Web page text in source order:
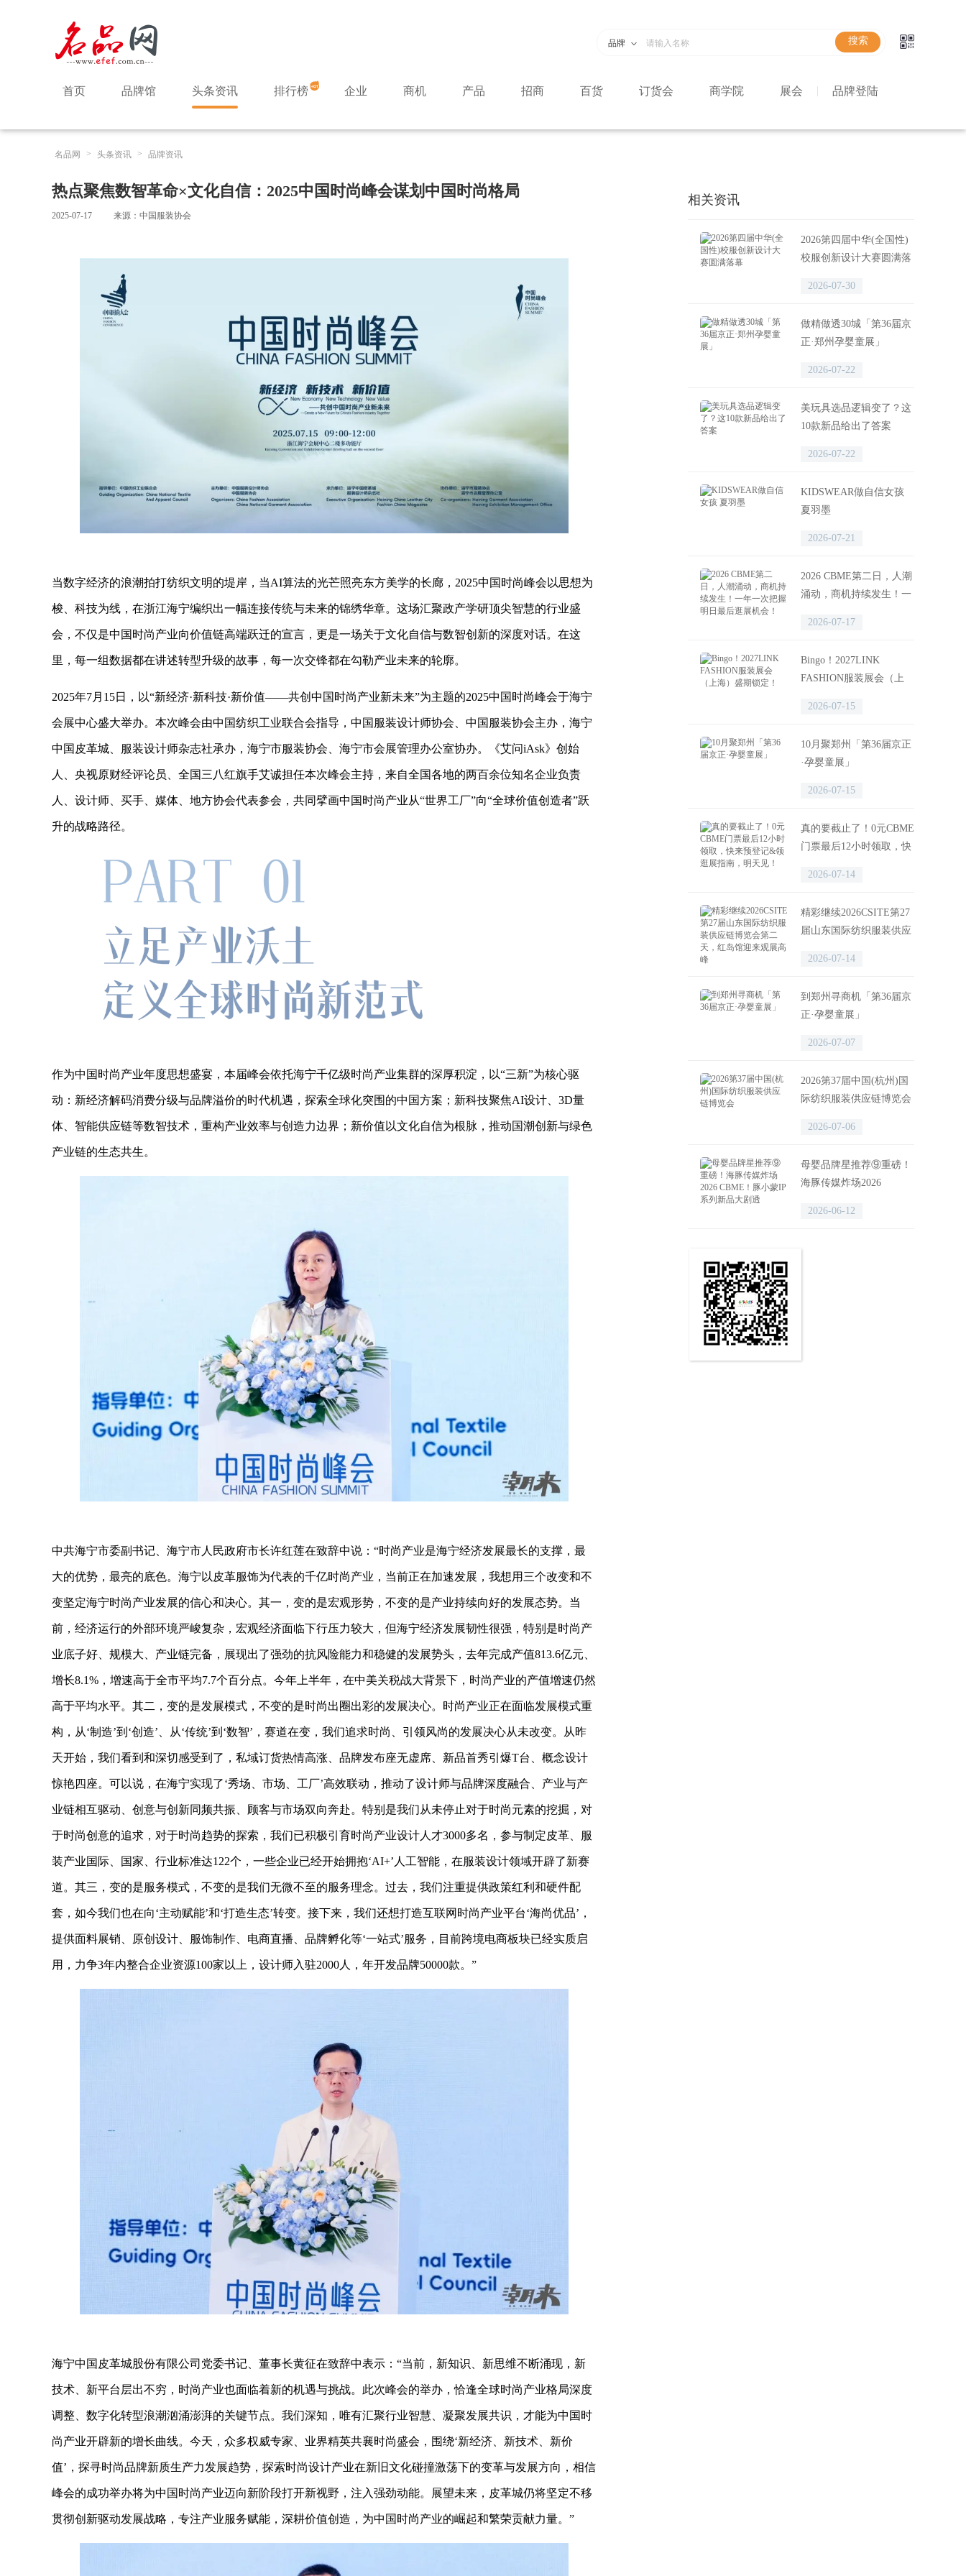
品牌
首页 品牌馆 头条资讯 排行榜 企业 商机 产品 招商 百货 订货会 商学院 展会 品牌登陆
名品网 > 头条资讯 > 品牌资讯
热点聚焦数智革命×文化自信：2025中国时尚峰会谋划中国时尚格局
2025-07-17 来源：中国服装协会
当数字经济的浪潮拍打纺织文明的堤岸，当AI算法的光芒照亮东方美学的长廊，2025中国时尚峰会以思想为
梭、科技为线，在浙江海宁编织出一幅连接传统与未来的锦绣华章。这场汇聚政产学研顶尖智慧的行业盛
会，不仅是中国时尚产业向价值链高端跃迁的宣言，更是一场关于文化自信与数智创新的深度对话。在这
里，每一组数据都在讲述转型升级的故事，每一次交锋都在勾勒产业未来的轮廓。
2025年7月15日，以“新经济·新科技·新价值——共创中国时尚产业新未来”为主题的2025中国时尚峰会于海宁
会展中心盛大举办。本次峰会由中国纺织工业联合会指导，中国服装设计师协会、中国服装协会主办，海宁
中国皮革城、服装设计师杂志社承办，海宁市服装协会、海宁市会展管理办公室协办。《艾问iAsk》创始
人、央视原财经评论员、全国三八红旗手艾诚担任本次峰会主持，来自全国各地的两百余位知名企业负责
人、设计师、买手、媒体、地方协会代表参会，共同擘画中国时尚产业从“世界工厂”向“全球价值创造者”跃
升的战略路径。
作为中国时尚产业年度思想盛宴，本届峰会依托海宁千亿级时尚产业集群的深厚积淀，以“三新”为核心驱
动：新经济解码消费分级与品牌溢价的时代机遇，探索全球化突围的中国方案；新科技聚焦AI设计、3D量
体、智能供应链等数智技术，重构产业效率与创造力边界；新价值以文化自信为根脉，推动国潮创新与绿色
产业链的生态共生。
中共海宁市委副书记、海宁市人民政府市长许红莲在致辞中说：“时尚产业是海宁经济发展最长的支撑，最
大的优势，最亮的底色。海宁以皮革服饰为代表的千亿时尚产业，当前正在加速发展，我想用三个改变和不
变坚定海宁时尚产业发展的信心和决心。其一，变的是宏观形势，不变的是产业持续向好的发展态势。当
前，经济运行的外部环境严峻复杂，宏观经济面临下行压力较大，但海宁经济发展韧性很强，特别是时尚产
业底子好、规模大、产业链完备，展现出了强劲的抗风险能力和稳健的发展势头，去年完成产值813.6亿元、
增长8.1%，增速高于全市平均7.7个百分点。今年上半年，在中美关税战大背景下，时尚产业的产值增速仍然
高于平均水平。其二，变的是发展模式，不变的是时尚出圈出彩的发展决心。时尚产业正在面临发展模式重
构，从‘制造’到‘创造’、从‘传统’到‘数智’，赛道在变，我们追求时尚、引领风尚的发展决心从未改变。从昨
天开始，我们看到和深切感受到了，私域订货热情高涨、品牌发布座无虚席、新品首秀引爆T台、概念设计
惊艳四座。可以说，在海宁实现了‘秀场、市场、工厂’高效联动，推动了设计师与品牌深度融合、产业与产
业链相互驱动、创意与创新同频共振、顾客与市场双向奔赴。特别是我们从未停止对于时尚元素的挖掘，对
于时尚创意的追求，对于时尚趋势的探索，我们已积极引育时尚产业设计人才3000多名，参与制定皮革、服
装产业国际、国家、行业标准达122个，一些企业已经开始拥抱‘AI+’人工智能，在服装设计领域开辟了新赛
道。其三，变的是服务模式，不变的是我们无微不至的服务理念。过去，我们注重提供政策红利和硬件配
套，如今我们也在向‘主动赋能’和‘打造生态’转变。接下来，我们还想打造互联网时尚产业平台‘海尚优品’，
提供面料展销、原创设计、服饰制作、电商直播、品牌孵化等‘一站式’服务，目前跨境电商板块已经实质启
用，力争3年内整合企业资源100家以上，设计师入驻2000人，年开发品牌50000款。”
海宁中国皮革城股份有限公司党委书记、董事长黄征在致辞中表示：“当前，新知识、新思维不断涌现，新
技术、新平台层出不穷，时尚产业也面临着新的机遇与挑战。此次峰会的举办，恰逢全球时尚产业格局深度
调整、数字化转型浪潮汹涌澎湃的关键节点。我们深知，唯有汇聚行业智慧、凝聚发展共识，才能为中国时
尚产业开辟新的增长曲线。今天，众多权威专家、业界精英共襄时尚盛会，围绕‘新经济、新技术、新价
值’，探寻时尚品牌新质生产力发展趋势，探索时尚设计产业在新旧文化碰撞激荡下的变革与发展方向，相信
峰会的成功举办将为中国时尚产业迈向新阶段打开新视野，注入强劲动能。展望未来，皮革城仍将坚定不移
贯彻创新驱动发展战略，专注产业服务赋能，深耕价值创造，为中国时尚产业的崛起和繁荣贡献力量。”
相关资讯
2026第四届中华(全国性)
校服创新设计大赛圆满落
2026-07-30
做精做透30城「第36届京
正·郑州孕婴童展」
2026-07-22
美玩具选品逻辑变了？这
10款新品给出了答案
2026-07-22
KIDSWEAR做自信女孩
夏羽墨
2026-07-21
2026 CBME第二日，人潮
涌动，商机持续发生！一
2026-07-17
Bingo！2027LINK
FASHION服装展会（上
2026-07-15
10月聚郑州「第36届京正
·孕婴童展」
2026-07-15
真的要截止了！0元CBME
门票最后12小时领取，快
2026-07-14
精彩继续2026CSITE第27
届山东国际纺织服装供应
2026-07-14
到郑州寻商机「第36届京
正·孕婴童展」
2026-07-07
2026第37届中国(杭州)国
际纺织服装供应链博览会
2026-07-06
母婴品牌星推荐⑨重磅！
海豚传媒炸场2026
2026-06-12